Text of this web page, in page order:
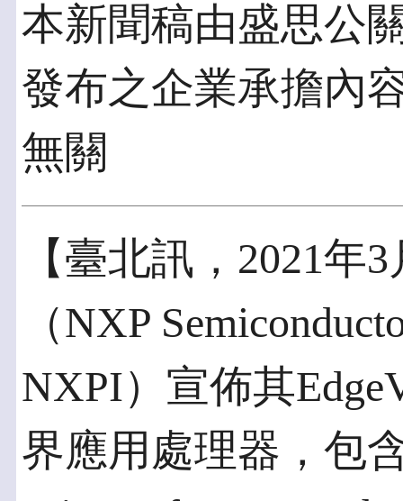
本新聞稿由盛思公
發布之企業承擔內
無關
【臺北訊，2021年
（NXP
NXPI）宣佈其
界應用處理器，包